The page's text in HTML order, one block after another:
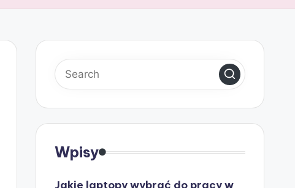
Wpisy
Jakie laptopy wybrać do pracy w